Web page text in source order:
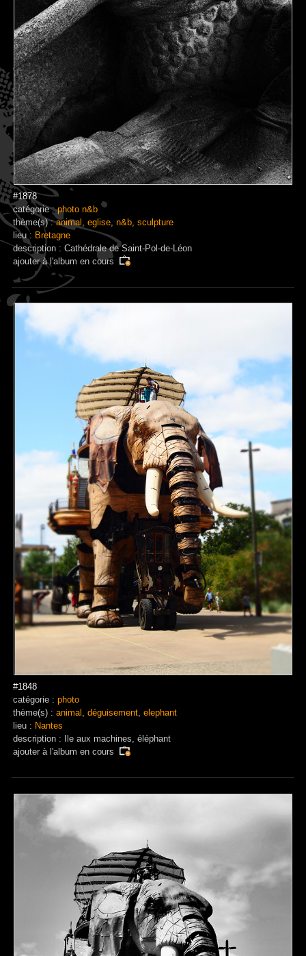
#1878
catégorie :photo n&b
thème(s) :animal eglise n&b sculpture
lieu : Bretagne
description : Cathédrale de Saint-Pol-de-Léon
ajouter àl'album en cours
#1848
catégorie : photo
thème(s) : animal déguisement elephant
lieu : Nantes
description : Ile aux machines, éléphant
ajouter à l'album en cours